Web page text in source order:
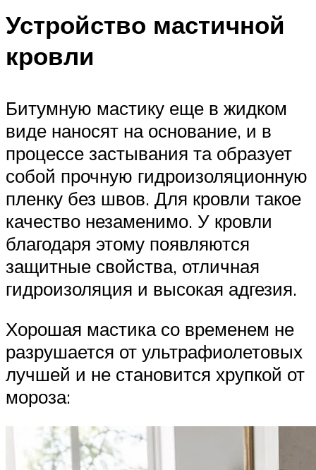
Устройство мастичной
кровли
Битумную мастику еще в жидком
виде наносят на основание, и в
процессе застывания та образует
собой прочную гидроизоляционную
пленку без швов. Для кровли такое
качество незаменимо. У кровли
благодаря этому появляются
защитные свойства, отличная
гидроизоляция и высокая адгезия.
Хорошая мастика со временем не
разрушается от ультрафиолетовых
лучшей и не становится хрупкой от
мороза: